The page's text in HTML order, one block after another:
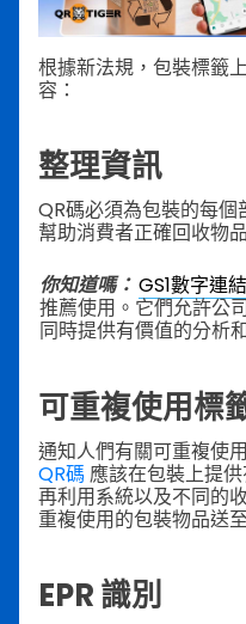
根據新法規，包裝標籤
容：
整理資訊
QR碼必須為包裝的每
幫助消費者正確回收物
你知道嗎： GS1數字連
推薦使用。它們允許公
同時提供有價值的分析
可重複使用標
通知人們有關可重複使
QR碼 應該在包裝上提
再利用系統以及不同的
重複使用的包裝物品送
EPR 識別